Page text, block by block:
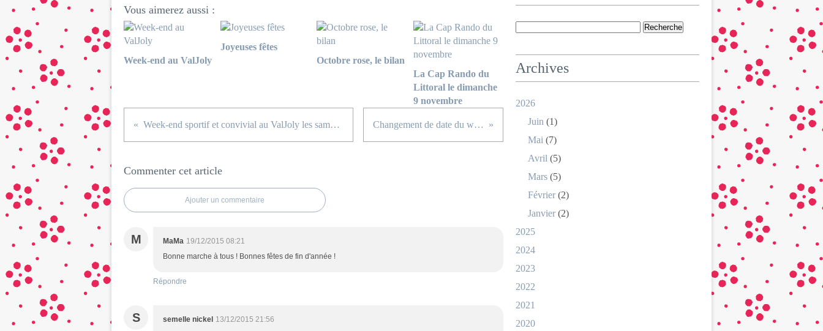
Vous aimerez aussi :
Week-end au ValJoly
Joyeuses fêtes
Octobre rose, le bilan
La Cap Rando du
Littoral le dimanche
9 novembre
Week-end sportif et convivial au ValJoly les samedi 11 et dimanche 12 juin 2016 Changement de date du week-end au ValJoly
Commenter cet article
Ajouter un commentaire
M MaMa 19/12/2015 08:21
Bonne marche à tous ! Bonnes fêtes de fin d'année !
Répondre
S semelle nickel 13/12/2015 21:56
Archives
2026
Juin (1)
Mai (7)
Avril (5)
Mars (5)
Février (2)
Janvier (2)
2025
2024
2023
2022
2021
2020